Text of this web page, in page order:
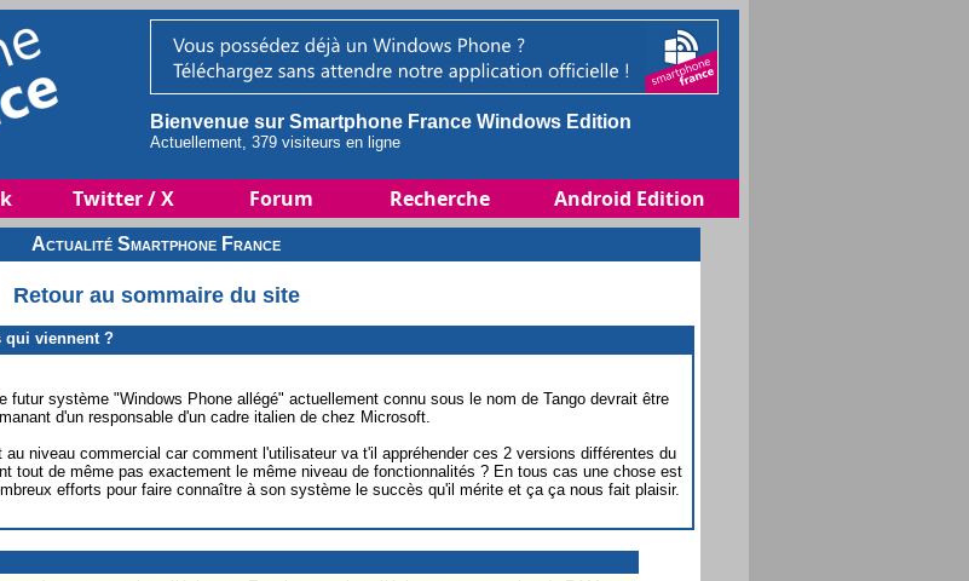
Bienvenue sur Smartphone France Windows Edition
Actuellement, 379 visiteurs en ligne
Twitter / X Forum Recherche Android Edition
Actualité Smartphone France
Retour au sommaire du site
qui viennent ?
le futur système "Windows Phone allégé" actuellement connu sous le nom de Tango devrait être
d'un responsable d'un cadre italien de chez Microsoft.
niveau commercial car comment l'utilisateur va t'il appréhender ces 2 versions différentes du
tout de même pas exactement le même niveau de fonctionnalités ? En tous cas une chose est
efforts pour faire connaître à son système le succès qu'il mérite et ça ça nous fait plaisir.